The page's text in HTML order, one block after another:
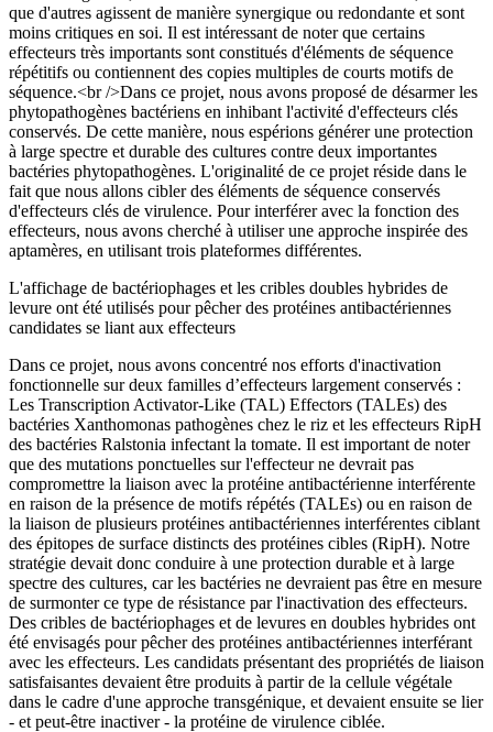
que d'autres agissent de manière synergique ou redondante et sont
moins critiques en soi. Il est intéressant de noter que certains
effecteurs très importants sont constitués d'éléments de séquence
répétitifs ou contiennent des copies multiples de courts motifs de
séquence.<br />Dans ce projet, nous avons proposé de désarmer les
phytopathogènes bactériens en inhibant l'activité d'effecteurs clés
conservés. De cette manière, nous espérions générer une protection
à large spectre et durable des cultures contre deux importantes
bactéries phytopathogènes. L'originalité de ce projet réside dans le
fait que nous allons cibler des éléments de séquence conservés
d'effecteurs clés de virulence. Pour interférer avec la fonction des
effecteurs, nous avons cherché à utiliser une approche inspirée des
aptamères, en utilisant trois plateformes différentes.
L'affichage de bactériophages et les cribles doubles hybrides de
levure ont été utilisés pour pêcher des protéines antibactériennes
candidates se liant aux effecteurs
Dans ce projet, nous avons concentré nos efforts d'inactivation
fonctionnelle sur deux familles d’effecteurs largement conservés :
Les Transcription Activator-Like (TAL) Effectors (TALEs) des
bactéries Xanthomonas pathogènes chez le riz et les effecteurs RipH
des bactéries Ralstonia infectant la tomate. Il est important de noter
que des mutations ponctuelles sur l'effecteur ne devrait pas
compromettre la liaison avec la protéine antibactérienne interférente
en raison de la présence de motifs répétés (TALEs) ou en raison de
la liaison de plusieurs protéines antibactériennes interférentes ciblant
des épitopes de surface distincts des protéines cibles (RipH). Notre
stratégie devait donc conduire à une protection durable et à large
spectre des cultures, car les bactéries ne devraient pas être en mesure
de surmonter ce type de résistance par l'inactivation des effecteurs.
Des cribles de bactériophages et de levures en doubles hybrides ont
été envisagés pour pêcher des protéines antibactériennes interférant
avec les effecteurs. Les candidats présentant des propriétés de liaison
satisfaisantes devaient être produits à partir de la cellule végétale
dans le cadre d'une approche transgénique, et devaient ensuite se lier
- et peut-être inactiver - la protéine de virulence ciblée.